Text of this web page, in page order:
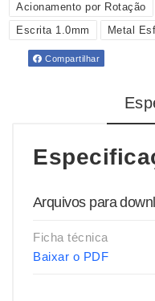
Acionamento por Rotação
Escrita 1.0mm
Metal
Compartilhar
Arquivos para
Ficha técnica
Baixar o PDF